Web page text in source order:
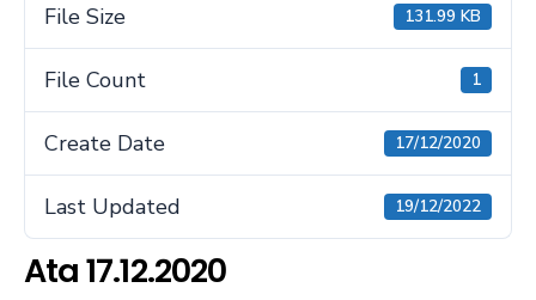
File Size 131.99 KB
File Count 1
Create Date 17/12/2020
Last Updated 19/12/2022
Ata 17.12.2020